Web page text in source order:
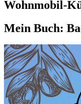
Wohnmobil-
Mein Buch: